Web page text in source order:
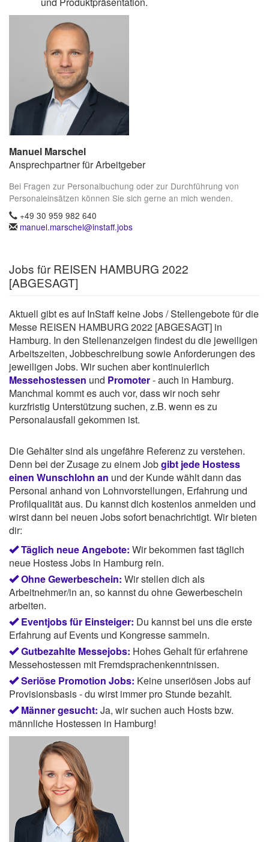
Manuel Marschel
Ansprechpartner für Arbeitgeber
Bei Fragen zur Personalbuchung oder zur Durchführung von
Personaleinsätzen können Sie sich gerne an mich wenden.
+49 30 959 982 640
manuel.marschel@instaff.jobs
Jobs für REISEN HAMBURG 2022
[ABGESAGT]
Aktuell gibt es auf InStaff keine Jobs / Stellengebote für die
Messe REISEN HAMBURG 2022 [ABGESAGT] in
Hamburg. In den Stellenanzeigen findest du die jeweiligen
Arbeitszeiten, Jobbeschreibung sowie Anforderungen des
jeweiligen Jobs. Wir suchen aber kontinuierlich
Messehostessen und Promoter- auch in Hamburg.
Manchmal kommt es auch vor, dass wir noch sehr
kurzfristig Unterstützung suchen, z.B. wenn es zu
Personalausfall gekommen ist.
Die Gehälter sind als ungefähre Referenz zu verstehen.
Denn bei der Zusage zu einem Jobgibt jede Hostess
einen Wunschlohn an und der Kunde wählt dann das
Personal anhand von Lohnvorstellungen, Erfahrung und
Profilqualität aus. Du kannst dich kostenlos anmelden und
wirst dann bei neuen Jobs sofort benachrichtigt. Wir bieten
dir:
Täglich neue Angebote: Wir bekommen fast täglich
neue Hostess Jobs in Hamburg rein.
Ohne Gewerbeschein: Wir stellen dich als
Arbeitnehmer/in an, so kannst du ohne Gewerbeschein
arbeiten.
Eventjobs für Einsteiger: Du kannst bei uns die erste
Erfahrung auf Events und Kongresse sammeln.
Gutbezahlte Messejobs: Hohes Gehalt für erfahrene
Messehostessen mit Fremdsprachenkenntnissen.
Seriöse Promotion Jobs: Keine unseriösen Jobs auf
Provisionsbasis - du wirst immer pro Stunde bezahlt.
Männer gesucht: Ja, wir suchen auch Hosts bzw.
männliche Hostessen in Hamburg!